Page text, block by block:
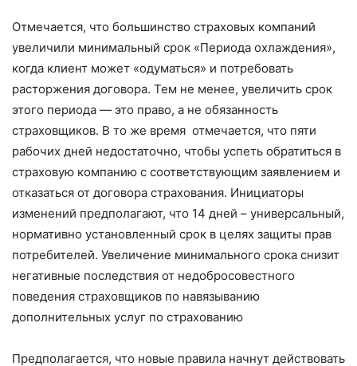
Отмечается, что большинство страховых компаний
увеличили минимальный срок «Периода охлаждения»,
когда клиент может «одуматься» и потребовать
расторжения договора. Тем не менее, увеличить срок
этого периода — это право, а не обязанность
страховщиков. В то же время отмечается, что пяти
рабочих дней недостаточно, чтобы успеть обратиться в
страховую компанию с соответствующим заявлением и
отказаться от договора страхования. Инициаторы
изменений предполагают, что 14 дней – универсальный,
нормативно установленный срок в целях защиты прав
потребителей. Увеличение минимального срока снизит
негативные последствия от недобросовестного
поведения страховщиков по навязыванию
дополнительных услуг по страхованию
Предполагается, что новые правила начнут действовать